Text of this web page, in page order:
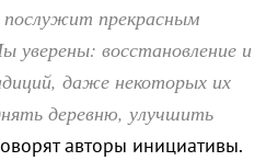
послужит прекрасным
уверены: восстановление и
даже некоторых их
деревню, улучшить
авторы инициативы.